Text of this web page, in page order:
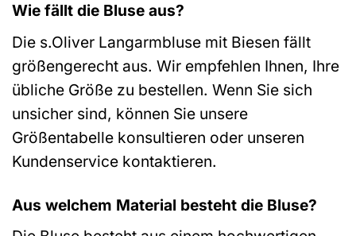
Wie fällt die Bluse aus?
Die s.Oliver Langarmbluse mit Biesen fällt
größengerecht aus. Wir empfehlen Ihnen, Ihre
übliche Größe zu bestellen. Wenn Sie sich
unsicher sind, können Sie unsere
Größentabelle konsultieren oder unseren
Kundenservice kontaktieren.
Aus welchem Material besteht die Bluse?